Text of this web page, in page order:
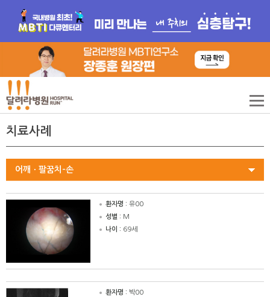
치료사례
어깨ㆍ팔꿈치-손
환자명 : 유00
성별 : M
나이 : 69세
환자명 : 박00